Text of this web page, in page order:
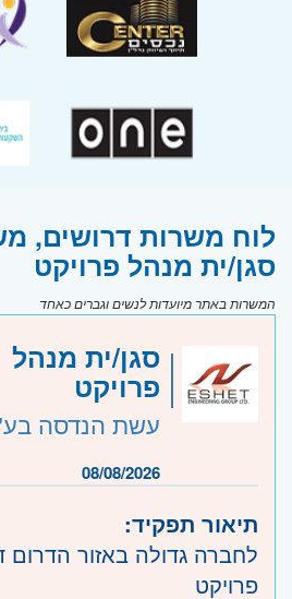
לוח משרות דרושים,
סגן/ית מנהל פרויקט
המשרות באתר מיועדות לנשים וגברים כאחד
סגן/ית מנהל
פרויקט
עשת הנדסה
08/08/2026
תיאור תפקיד:
לחברה גדולה באזור
פרויקט